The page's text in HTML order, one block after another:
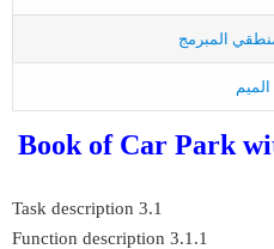
المبرمج
Book of Car Park
3.1 Task description
3.1.1 Function description